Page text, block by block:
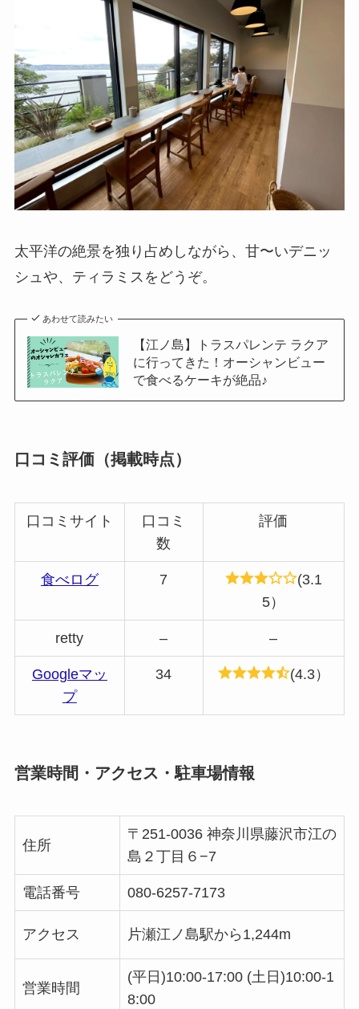
太平洋の絶景を独り占めしながら、甘〜いデニッ
シュや、ティラミスをどうぞ。
あわせて読みたい
【江ノ島】トラスパレンテ ラクア
に行ってきた！オーシャンビュー
で食べるケーキが絶品♪
口コミ評価（掲載時点）
口コミサイト
口コミ
数
評価
食べログ 7
(3.1
5）
retty – –
Googleマッ
プ
34 (4.3）
営業時間・アクセス・駐車場情報
住所
〒251-0036 神奈川県藤沢市江の
島２丁目６−7
電話番号 080-6257-7173
アクセス 片瀬江ノ島駅から1,244m
営業時間
(平日)10:00-17:00 (土日)10:00-1
8:00